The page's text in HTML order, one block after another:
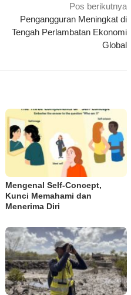
Pos berikutnya
Pengangguran Meningkat di
Tengah Perlambatan Ekonomi
Global
Mengenal Self-Concept,
Kunci Memahami dan
Menerima Diri